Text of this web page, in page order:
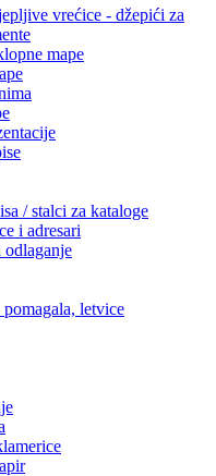
vrećice - džepići za
mape
/ stalci za kataloge
i adresari
letvice